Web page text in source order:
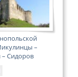
–
– Сидоров